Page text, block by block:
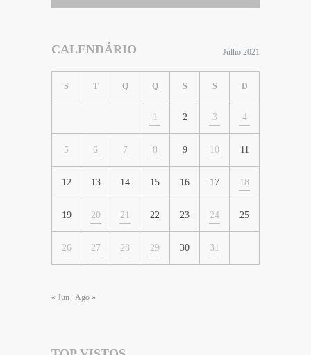
CALENDÁRIO Julho 2021
S T Q Q S S D
1 2 3 4
5 6 7 8 9 10 11
12 13 14 15 16 17 18
19 20 21 22 23 24 25
26 27 28 29 30 31
« Jun Ago »